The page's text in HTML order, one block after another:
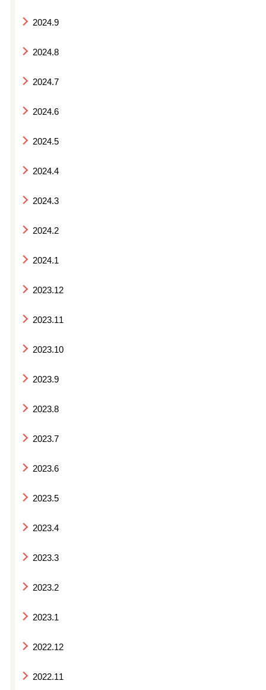
2024.9
2024.8
2024.7
2024.6
2024.5
2024.4
2024.3
2024.2
2024.1
2023.12
2023.11
2023.10
2023.9
2023.8
2023.7
2023.6
2023.5
2023.4
2023.3
2023.2
2023.1
2022.12
2022.11